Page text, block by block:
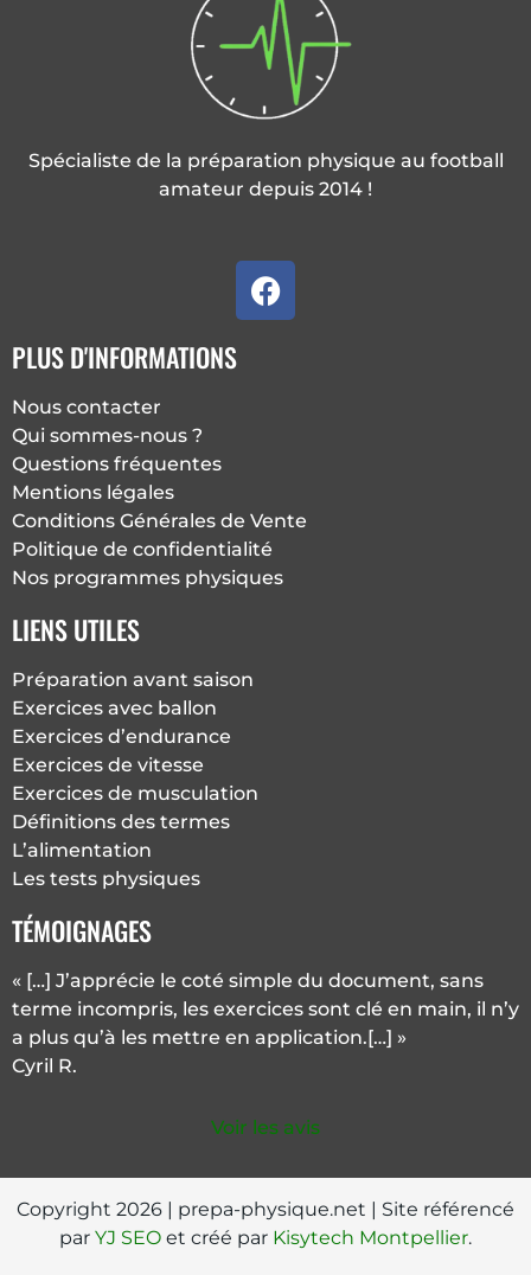
Spécialiste de la préparation physique au football
amateur depuis 2014 !
F
a
PLUS D'INFORMATIONS
Nous contacter
Qui sommes-nous ?
Questions fréquentes
Mentions légales
Conditions Générales de Vente
Politique de confidentialité
Nos programmes physiques
LIENS UTILES
Préparation avant saison
Exercices avec ballon
Exercices d’endurance
Exercices de vitesse
Exercices de musculation
Définitions des termes
L’alimentation
Les tests physiques
TÉMOIGNAGES
« […] J’apprécie le coté simple du document, sans
terme incompris, les exercices sont clé en main, il n’y
a plus qu’à les mettre en application.[…] »
Cyril R.
Voir les avis
Copyright 2026 | prepa-physique.net | Site référencé
par YJ SEO et créé par Kisytech Montpellier.